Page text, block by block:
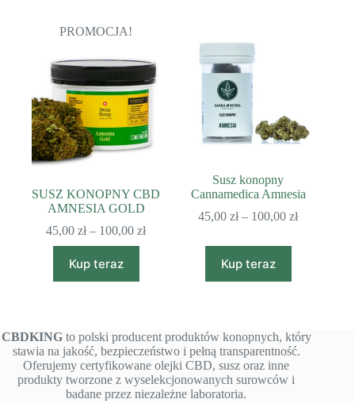
Opcje
wybrać
stronie
produktu
można
wybrać
na
stronie
produktu
PROMOCJA!
SUSZ KONOPNY CBD
AMNESIA GOLD
45,00zł – 100,00złZakres
Kup teraz
produkt
ma
można
wybrać
na
stronie
produktu
Susz konopny
Cannamedica Amnesia
45,00zł – 100,00złZakres
Kup teraz
produkt
ma
można
wybrać
na
stronie
CBDKINGto polski producent produktów konopnych, który
stawia na jakość, bezpieczeństwo i pełną transparentność.
Oferujemy certyfikowane olejki CBD, susz oraz inne
produkty tworzone z wyselekcjonowanych surowców i
badane przez niezależne laboratoria.